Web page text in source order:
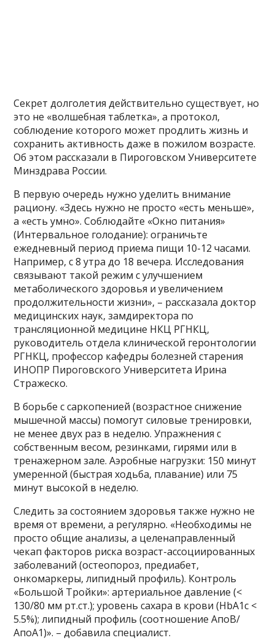
Секрет долголетия действительно существует, но
это не «волшебная таблетка», а протокол,
соблюдение которого может продлить жизнь и
сохранить активность даже в пожилом возрасте.
Об этом рассказали в Пироговском Университете
Минздрава России.
В первую очередь нужно уделить внимание
рациону. «Здесь нужно не просто «есть меньше»,
а «есть умно». Соблюдайте «Окно питания»
(Интервальное голодание): ограничьте
ежедневный период приема пищи 10-12 часами.
Например, с 8 утра до 18 вечера. Исследования
связывают такой режим с улучшением
метаболического здоровья и увеличением
продолжительности жизни», – рассказала доктор
медицинских наук, замдиректора по
трансляционной медицине НКЦ РГНКЦ,
руководитель отдела клинической геронтологии
РГНКЦ, профессор кафедры болезней старения
ИНОПР Пироговского Университета Ирина
Стражеско.
В борьбе с саркопенией (возрастное снижение
мышечной массы) помогут силовые тренировки,
не менее двух раз в неделю. Упражнения с
собственным весом, резинками, гирями или в
тренажерном зале. Аэробные нагрузки: 150 минут
умеренной (быстрая ходьба, плавание) или 75
минут высокой в неделю.
Следить за состоянием здоровья также нужно не
время от времени, а регулярно. «Необходимы не
просто общие анализы, а целенаправленный
чекап факторов риска возраст-ассоциированных
заболеваний (остеопороз, предиабет,
онкомаркеры, липидный профиль). Контроль
«Большой Тройки»: артериальное давление (<
130/80 мм рт.ст.); уровень сахара в крови (HbA1c <
5.5%); липидный профиль (соотношение АпоB/
АпоA1)». – добавила специалист.